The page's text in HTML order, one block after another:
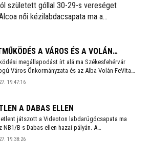
született góllal 30-29-s vereséget
női kézilabdacsapata ma a
A VÁROS ÉS A VOLÁN
megállapodást írt alá ma Székesfehérvár
Város Önkormányzata és az Alba Volán-FeVita
Kft. a Magyarország - Kanada mérkőzés kapcsán.
19:47:16
A DABAS ELLEN
játszott a Videoton labdarúgócsapata ma
NB1/B-s Dabas ellen hazai pályán. A
első edzőmérkőzésén Hercegfalvi volt
19:38:26